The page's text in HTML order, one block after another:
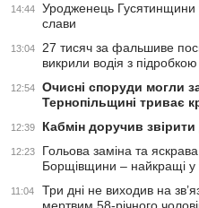
14:44
Уродженець Гусятинщини
слави
13:04
27 тисяч за фальшиве
викрили водія з підробкою
12:54
Очисні споруди могли
Тернопільщині триває
12:39 Кабмін доручив звірити
12:23
Гольова заміна та
Борщівщини – найкращі у
11:04
Три дні не виходив на